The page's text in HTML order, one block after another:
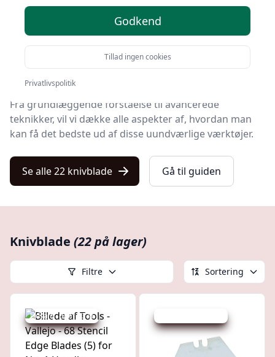
Uanset om du er en ivrig amatørkok eller en erfaren
professionel, er denne guide designet til at give dig
den viden, du har brug for, til at optimere brugen af
Fra grundlæggende forståelse til avancerede
teknikker, vil vi dække alle aspekter af, hvordan man
kan få det bedste ud af disse uundværlige værktøjer.
Se alle 22 knivblade Gå til guiden
Knivblade (22 på lager)
Filtre Sortering
Udsalg - spar 33 %
Godkend
Tillad ingen cookies
Privatlivspolitik